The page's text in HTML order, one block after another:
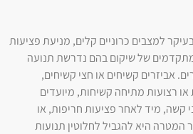
למצבים כרוניים קלים, מניעת פציעות
של שיקום בהם נדרשת תנועה
אביזרים קשיחים או חצי קשיחים,
רצועות מתיחה קשיחות, מיועדים
קשה, מיד לאחר פציעות חריפות, או
היא להגביל לחלוטין תנועות